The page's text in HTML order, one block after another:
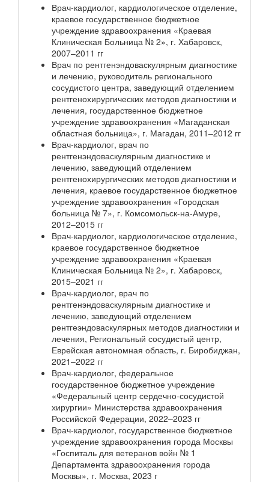
Врач-кардиолог, кардиологическое отделение,
краевое государственное бюджетное
учреждение здравоохранения «Краевая
Клиническая Больница № 2», г. Хабаровск,
2007–2011 гг
Врач по рентгенэндоваскулярным диагностике
и лечению, руководитель регионального
сосудистого центра, заведующий отделением
рентгенохирургических методов диагностики и
лечения, государственное бюджетное
учреждение здравоохранения «Магаданская
областная больница», г. Магадан, 2011–2012 гг
Врач-кардиолог, врач по
рентгенэндоваскулярным диагностике и
лечению, заведующий отделением
рентгенохирургических методов диагностики и
лечения, краевое государственное бюджетное
учреждение здравоохранения «Городская
больница № 7», г. Комсомольск-на-Амуре,
2012–2015 гг
Врач-кардиолог, кардиологическое отделение,
краевое государственное бюджетное
учреждение здравоохранения «Краевая
Клиническая Больница № 2», г. Хабаровск,
2015–2021 гг
Врач-кардиолог, врач по
рентгенэндоваскулярным диагностике и
лечению, заведующий отделением
рентгеэндоваскулярных методов диагностики и
лечения, Региональный сосудистый центр,
Еврейская автономная область, г. Биробиджан,
2021–2022 гг
Врач-кардиолог, федеральное
государственное бюджетное учреждение
«Федеральный центр сердечно-сосудистой
хирургии» Министерства здравоохранения
Российской Федерации, 2022–2023 гг
Врач-кардиолог, государственное бюджетное
учреждение здравоохранения города Москвы
«Госпиталь для ветеранов войн № 1
Департамента здравоохранения города
Москвы», г. Москва, 2023 г